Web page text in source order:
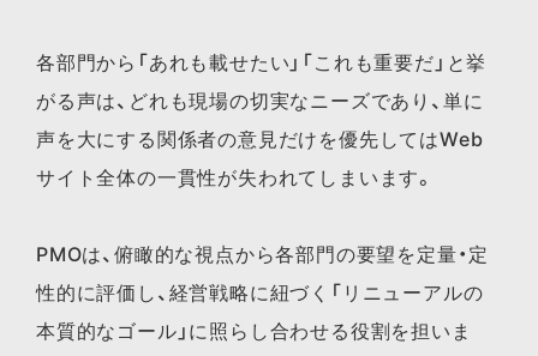
各部門から「あれも載せたい」「これも重要だ」と挙
がる声は、どれも現場の切実なニーズであり、単に
声を大にする関係者の意見だけを優先してはWeb
サイト全体の一貫性が失われてしまいます。
PMOは、俯瞰的な視点から各部門の要望を定量・定
性的に評価し、経営戦略に紐づく「リニューアルの
本質的なゴール」に照らし合わせる役割を担いま